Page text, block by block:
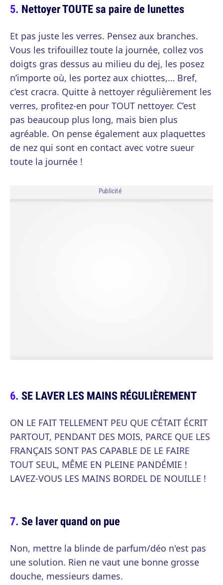
Nettoyer TOUTE sa paire de lunettes
Et pas juste les verres. Pensez aux branches.
Vous les trifouillez toute la journée, collez vos
doigts gras dessus au milieu du dej, les posez
n’importe où, les portez aux chiottes,… Bref,
c’est cracra. Quitte à nettoyer régulièrement les
verres, profitez-en pour TOUT nettoyer. C’est
pas beaucoup plus long, mais bien plus
agréable. On pense également aux plaquettes
de nez qui sont en contact avec votre sueur
toute la journée !
Publicité
SE LAVER LES MAINS RÉGULIÈREMENT
ON LE FAIT TELLEMENT PEU QUE C’ÉTAIT ÉCRIT
PARTOUT, PENDANT DES MOIS, PARCE QUE LES
FRANÇAIS SONT PAS CAPABLE DE LE FAIRE
TOUT SEUL, MÊME EN PLEINE PANDÉMIE !
LAVEZ-VOUS LES MAINS BORDEL DE NOUILLE !
Se laver quand on pue
Non, mettre la blinde de parfum/déo n'est pas
une solution. Rien ne vaut une bonne grosse
douche, messieurs dames.